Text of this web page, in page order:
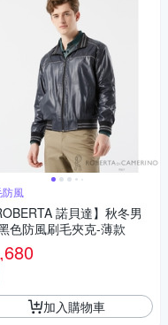
防風
諾貝達】秋冬男
色防風刷毛夾克-薄款
加入購物車